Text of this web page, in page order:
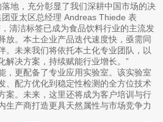
地，充分彰显了我们深耕中国市场的决
亚太区总经理 Andreas Thiede 表
清洁标签已成为食品饮料行业的主流发
放。本土企业产品迭代速度快，亟需同
。未来我们将依托本土化专业团队，以
解决方案，持续赋能行业增长。”
，更配备了专业应用实验室。该实验室
、配方优化到稳定性检测的全方位技术
案。未来，这里还将成为客户培训与行
生产商打造更具天然属性与市场竞争力